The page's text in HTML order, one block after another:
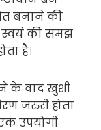
बनाने की
स्वयं की समझ
है।
के वाद खुशी
जरुरी होता
उपयोगी